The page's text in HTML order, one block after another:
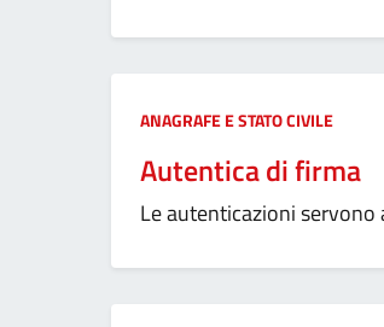
Categoria:
ANAGRAFE E STATO CIVILE
Autentica di firma
Le autenticazioni